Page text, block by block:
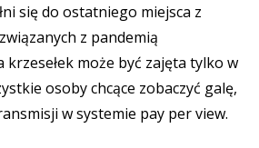
się do ostatniego miejsca z
z pandemią
może być zajęta tylko w
osoby chcące zobaczyć galę,
w systemie pay per view.